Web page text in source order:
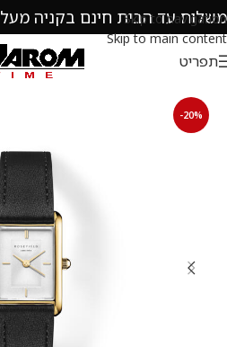
Skip to navigation
Skip to main content
משלוח עד הבית חינם בקניה מעל 299 ש״ח
תפריט
-20%